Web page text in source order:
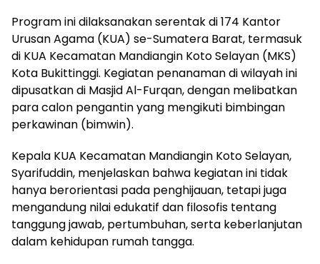
Program ini dilaksanakan serentak di 174 Kantor
Urusan Agama (KUA) se-Sumatera Barat, termasuk
di KUA Kecamatan Mandiangin Koto Selayan (MKS)
Kota Bukittinggi. Kegiatan penanaman di wilayah ini
dipusatkan di Masjid Al-Furqan, dengan melibatkan
para calon pengantin yang mengikuti bimbingan
perkawinan (bimwin).
Kepala KUA Kecamatan Mandiangin Koto Selayan,
Syarifuddin, menjelaskan bahwa kegiatan ini tidak
hanya berorientasi pada penghijauan, tetapi juga
mengandung nilai edukatif dan filosofis tentang
tanggung jawab, pertumbuhan, serta keberlanjutan
dalam kehidupan rumah tangga.